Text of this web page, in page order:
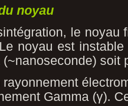
noyau
le noyau
noyau est
soit
rayonnement
Gamma (γ).